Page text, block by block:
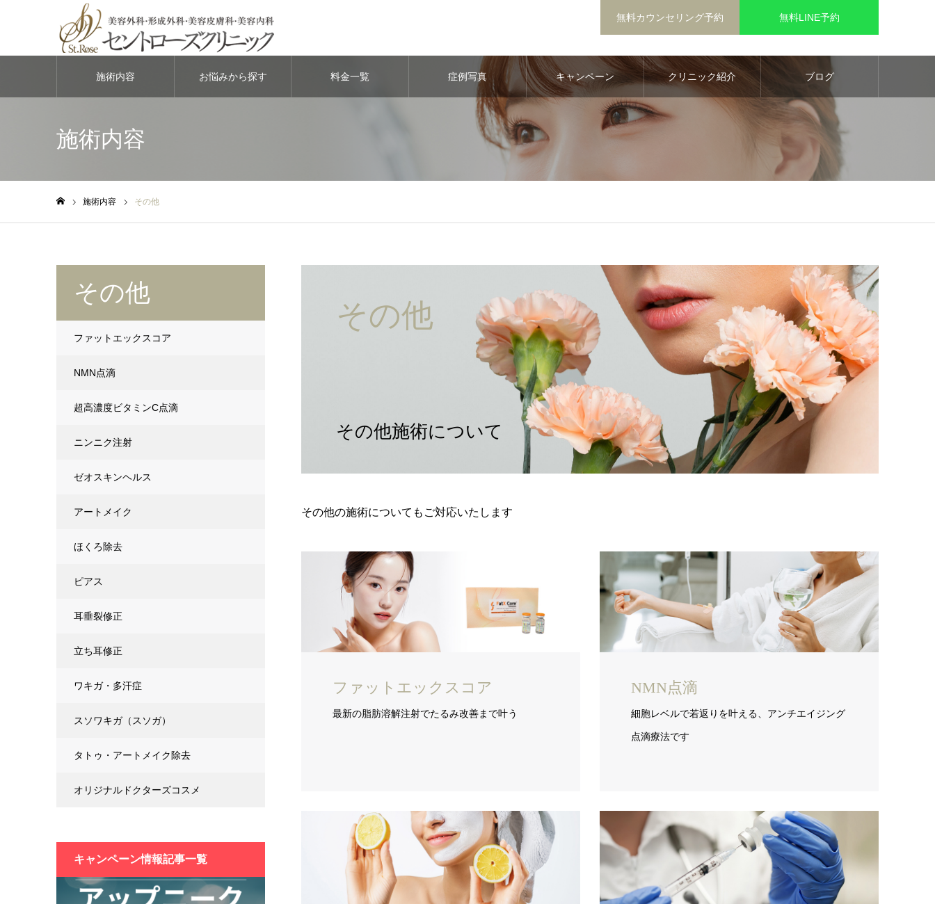
無料カウンセリング予約 無料LINE予約
施術内容 お悩みから探す 料金一覧 症例写真 キャンペーン クリニック紹介 ブログ
施術内容
施術内容 その他
その他
その他施術について
その他の施術についてもご対応いたします
ファットエックスコア
最新の脂肪溶解注射でたるみ改善まで叶う
NMN点滴
細胞レベルで若返りを叶える、アンチエイジング
点滴療法です
その他
ファットエックスコア
NMN点滴
超高濃度ビタミンC点滴
ニンニク注射
ゼオスキンヘルス
アートメイク
ほくろ除去
ピアス
耳垂裂修正
立ち耳修正
ワキガ・多汗症
スソワキガ（スソガ）
タトゥ・アートメイク除去
オリジナルドクターズコスメ
キャンペーン情報記事一覧